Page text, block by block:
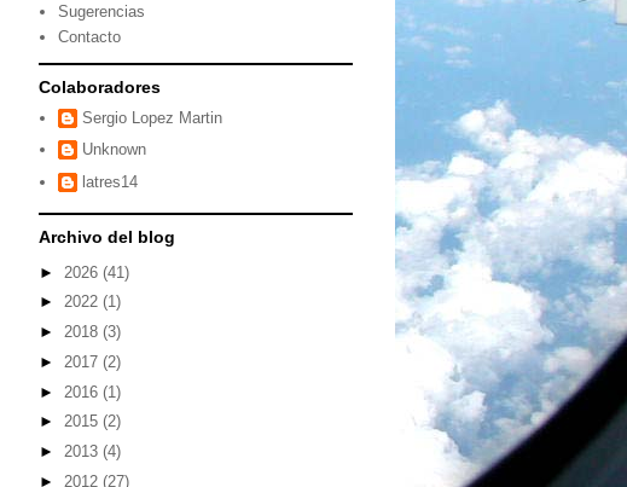
Sugerencias
Contacto
Colaboradores
Sergio Lopez Martin
Unknown
latres14
Archivo del blog
► 2026 (41)
► 2022 (1)
► 2018 (3)
► 2017 (2)
► 2016 (1)
► 2015 (2)
► 2013 (4)
► 2012 (27)